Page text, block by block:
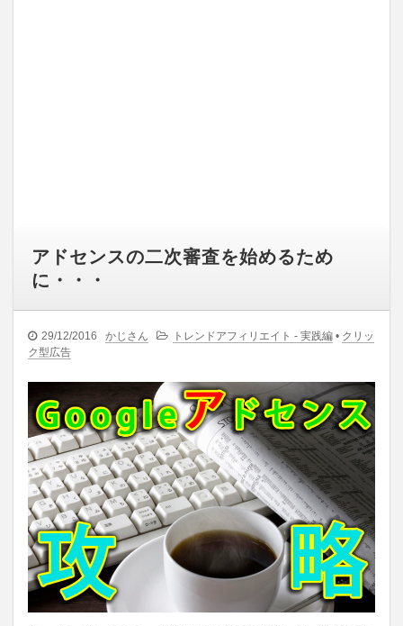
アドセンスの二次審査を始めるため
に・・・
29/12/2016 かじさん トレンドアフィリエイト - 実践編 • クリッ
ク型広告